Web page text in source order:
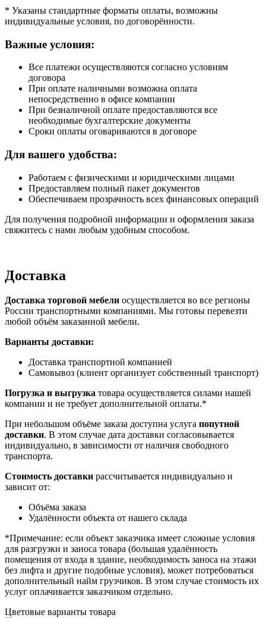
* Указаны стандартные форматы оплаты, возможны
индивидуальные условия, по договорённости.
Важные условия:
Все платежи осуществляются согласно условиям
договора
При оплате наличными возможна оплата
непосредственно в офисе компании
При безналичной оплате предоставляются все
необходимые бухгалтерские документы
Сроки оплаты оговариваются в договоре
Для вашего удобства:
Работаем с физическими и юридическими лицами
Предоставляем полный пакет документов
Обеспечиваем прозрачность всех финансовых операций
Для получения подробной информации и оформления заказа
свяжитесь с нами любым удобным способом.
Доставка
Доставка торговой мебели осуществляется во все регионы
России транспортными компаниями. Мы готовы перевезти
любой объём заказанной мебели.
Варианты доставки:
Доставка транспортной компанией
Самовывоз (клиент организует собственный транспорт)
Погрузка и выгрузка товара осуществляется силами нашей
компании и не требует дополнительной оплаты.*
При небольшом объёме заказа доступна услуга попутной
доставки. В этом случае дата доставки согласовывается
индивидуально, в зависимости от наличия свободного
транспорта.
Стоимость доставки рассчитывается индивидуально и
зависит от:
Объёма заказа
Удалённости объекта от нашего склада
*Примечание: если объект заказчика имеет сложные условия
для разгрузки и заноса товара (большая удалённость
помещения от входа в здание, необходимость заноса на этажи
без лифта и другие подобные условия), может потребоваться
дополнительный найм грузчиков. В этом случае стоимость их
услуг оплачивается заказчиком отдельно.
Цветовые варианты товара